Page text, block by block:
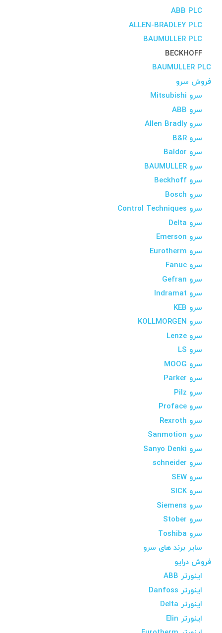
ABB PLC
ALLEN-BRADLEY PLC
BAUMULLER PLC
BECKHOFF
BAUMULLER PLC
فروش سرو
سرو Mitsubishi
سرو ABB
سرو Allen Bradly
سرو B&R
سرو Baldor
سرو BAUMULLER
سرو Beckhoff
سرو Bosch
سرو Control Techniques
سرو Delta
سرو Emerson
سرو Eurotherm
سرو Fanuc
سرو Gefran
سرو Indramat
سرو KEB
سرو KOLLMORGEN
سرو Lenze
سرو LS
سرو MOOG
سرو Parker
سرو Pilz
سرو Proface
سرو Rexroth
سرو Sanmotion
سرو Sanyo Denki
سرو schneider
سرو SEW
سرو SICK
سرو Siemens
سرو Stober
سرو Toshiba
سایر برند های سرو
فروش درایو
اینورتر ABB
اینورتر Danfoss
اینورتر Delta
اینورتر Elin